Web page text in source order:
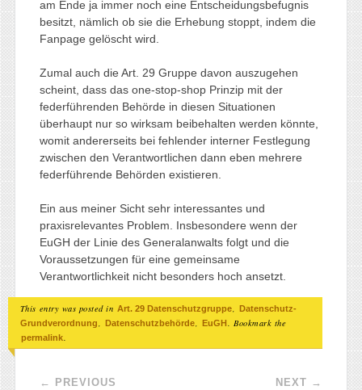
am Ende ja immer noch eine Entscheidungsbefugnis
besitzt, nämlich ob sie die Erhebung stoppt, indem die
Fanpage gelöscht wird.
Zumal auch die Art. 29 Gruppe davon auszugehen
scheint, dass das one-stop-shop Prinzip mit der
federführenden Behörde in diesen Situationen
überhaupt nur so wirksam beibehalten werden könnte,
womit andererseits bei fehlender interner Festlegung
zwischen den Verantwortlichen dann eben mehrere
federführende Behörden existieren.
Ein aus meiner Sicht sehr interessantes und
praxisrelevantes Problem. Insbesondere wenn der
EuGH der Linie des Generalanwalts folgt und die
Voraussetzungen für eine gemeinsame
Verantwortlichkeit nicht besonders hoch ansetzt.
This entry was posted in Art. 29 Datenschutzgruppe,
Datenschutz-
Grundverordnung, Datenschutzbehörde, EuGH . Bookmark the
permalink.
Post navigation
← PREVIOUS NEXT →